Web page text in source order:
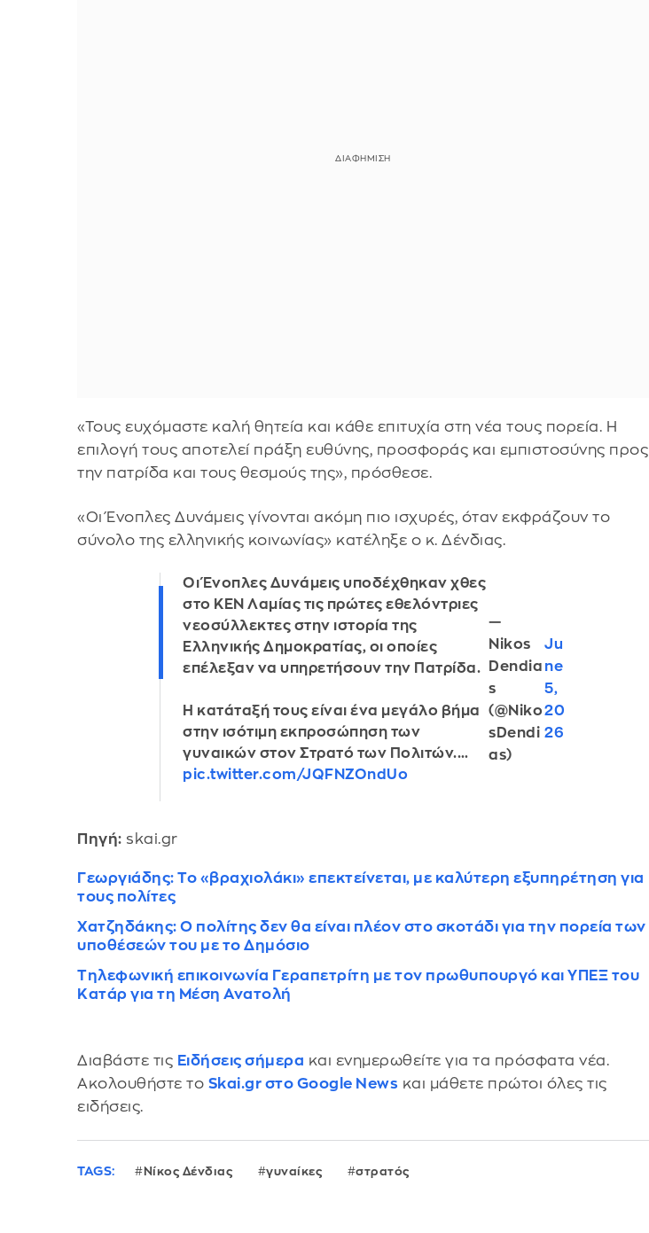
«Τους ευχόμαστε καλή θητεία και κάθε επιτυχία στη νέα τους πορεία. Η
επιλογή τους αποτελεί πράξη ευθύνης, προσφοράς και εμπιστοσύνης προς
την πατρίδα και τους θεσμούς της», πρόσθεσε.
«Οι Ένοπλες Δυνάμεις γίνονται ακόμη πιο ισχυρές, όταν εκφράζουν το
σύνολο της ελληνικής κοινωνίας» κατέληξε ο κ. Δένδιας.
Οι Ένοπλες Δυνάμεις υποδέχθηκαν χθες
στο ΚΕΝ Λαμίας τις πρώτες εθελόντριες
νεοσύλλεκτες στην ιστορία της
Ελληνικής Δημοκρατίας, οι οποίες
επέλεξαν να υπηρετήσουν την Πατρίδα.
Η κατάταξή τους είναι ένα μεγάλο βήμα
στην ισότιμη εκπροσώπηση των
γυναικών στον Στρατό των Πολιτών.…
pic.twitter.com/JQFNZOndUo
—
Nikos
Dendia
s
(@Niko
sDendi
as)
Ju
ne
5,
20
26
Πηγή: skai.gr
Γεωργιάδης: Το «βραχιολάκι» επεκτείνεται, με καλύτερη εξυπηρέτηση για
τους πολίτες
Χατζηδάκης: Ο πολίτης δεν θα είναι πλέον στο σκοτάδι για την πορεία των
υποθέσεών του με το Δημόσιο
Τηλεφωνική επικοινωνία Γεραπετρίτη με τον πρωθυπουργό και ΥΠΕΞ του
Κατάρ για τη Μέση Ανατολή
Διαβάστε τις Ειδήσεις σήμερα και ενημερωθείτε για τα πρόσφατα νέα.
Ακολουθήστε το Skai.gr στο Google News και μάθετε πρώτοι όλες τις
ειδήσεις.
TAGS: Νίκος Δένδιας γυναίκες στρατός